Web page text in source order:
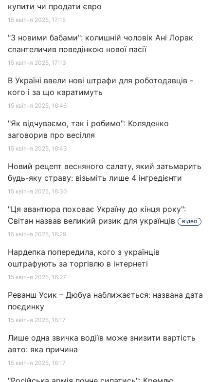
купити чи продати євро
15 квітня 2025, 17:15
"З новими бабами": колишній чоловік Ані Лорак
спантеличив поведінкою нової пасії
15 квітня 2025, 17:13
В Україні ввели нові штрафи для роботодавців -
кого і за що каратимуть
15 квітня 2025, 16:46
"Як відчуваємо, так і робимо": Коляденко
заговорив про весілля
15 квітня 2025, 16:43
Новий рецепт весняного салату, який затьмарить
будь-яку страву: візьміть лише 4 інгредієнти
15 квітня 2025, 16:30
"Ця авантюра поховає Україну до кінця року":
Світан назвав великий ризик для українців
відео
15 квітня 2025, 16:29
Нардепка попередила, кого з українців
оштрафують за торгівлю в інтернеті
15 квітня 2025, 16:27
Реванш Усик – Дюбуа наближається: названа дата
поєдинку
15 квітня 2025, 16:17
Лише одна звичка водіїв може знизити вартість
авто: яка причина
15 квітня 2025, 16:17